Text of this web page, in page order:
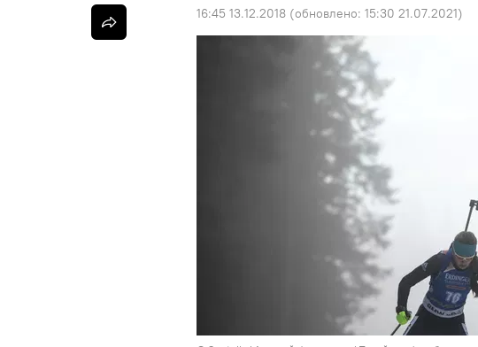
16:45 13.12.2018 (обновлено: 15:30 21.07.2021)